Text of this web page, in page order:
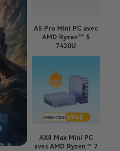
A5 Pro Mini PC avec
AMD Ryzen™ 5
7430U
AX8 MaxMini PC
avec AMD Ryzen™ 7